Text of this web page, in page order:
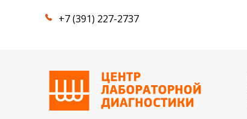
+7 (391) 227-2737